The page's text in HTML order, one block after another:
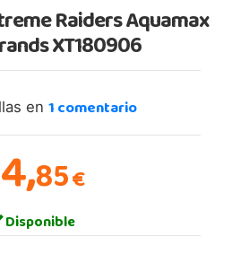
Raiders Aquamax
XT180906
en 1comentario
85€
Disponible